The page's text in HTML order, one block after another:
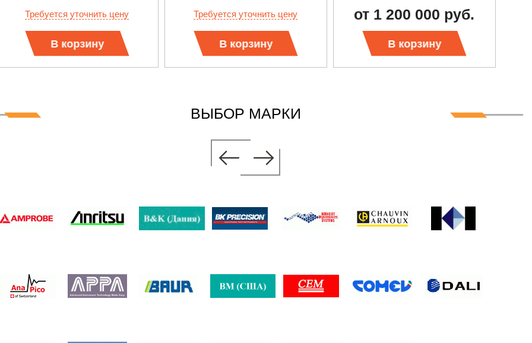
Требуется уточнить цену
В корзину
Требуется уточнить цену
В корзину
от 1 200 000 руб.
В корзину
ВЫБОР МАРКИ